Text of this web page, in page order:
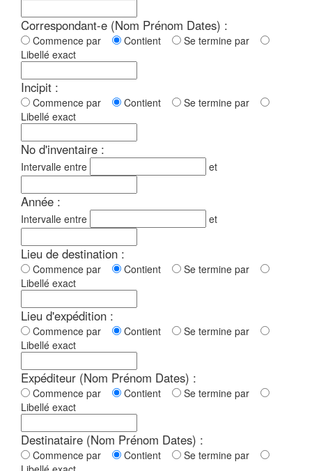
Correspondant-e (Nom Prénom Dates) :
Commence par Contient
Se termine par
Libellé exact
Incipit :
Commence par Contient
Se termine par
Libellé exact
No d'inventaire :
Intervalle entre et
Année :
Intervalle entre et
Lieu de destination :
Commence par Contient
Se termine par
Libellé exact
Lieu d'expédition :
Commence par Contient
Se termine par
Libellé exact
Expéditeur (Nom Prénom Dates) :
Commence par Contient
Se termine par
Libellé exact
Destinataire (Nom Prénom Dates) :
Commence par Contient
Se termine par